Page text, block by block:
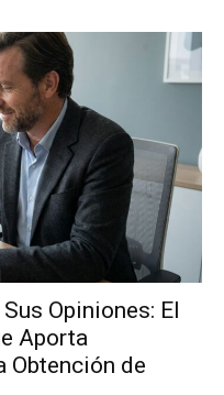
Opiniones: El
Aporta
Obtención de